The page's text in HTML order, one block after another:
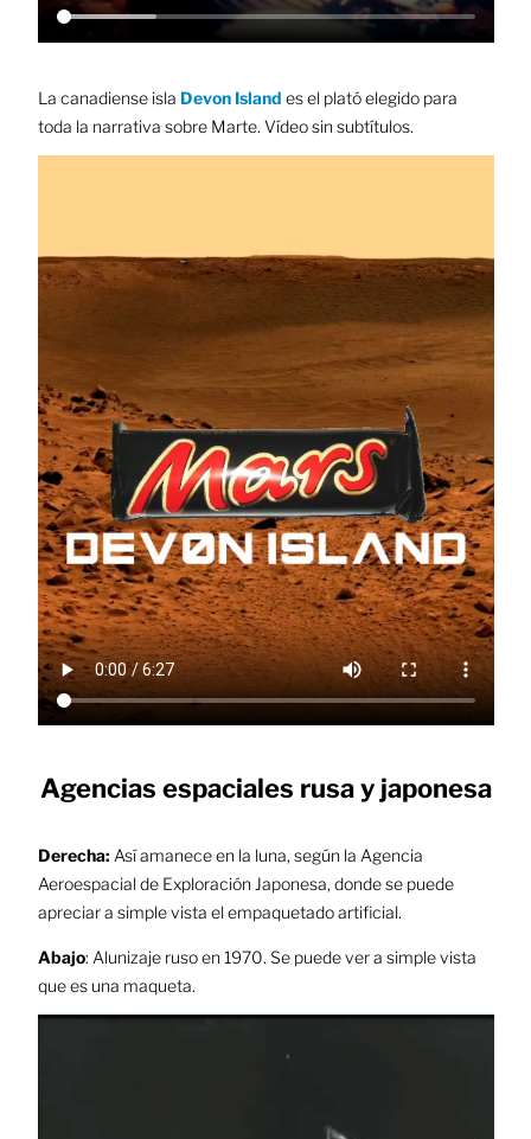
La canadiense isla Devon Island es el plató elegido para
toda la narrativa sobre Marte. Vídeo sin subtítulos.
Agencias espaciales rusa y japonesa
Derecha: Así amanece en la luna, según la Agencia
Aeroespacial de Exploración Japonesa, donde se puede
apreciar a simple vista el empaquetado artificial.
Abajo: Alunizaje ruso en 1970. Se puede ver a simple vista
que es una maqueta.